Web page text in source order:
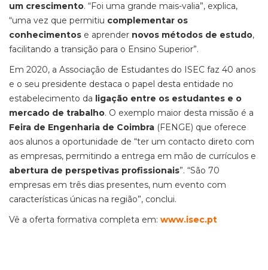
um crescimento. “Foi uma grande mais-valia”, explica,
“uma vez que permitiu complementar os
conhecimentos e aprender novos métodos de estudo,
facilitando a transição para o Ensino Superior”.
Em 2020, a Associação de Estudantes do ISEC faz 40 anos
e o seu presidente destaca o papel desta entidade no
estabelecimento da ligação entre os estudantes e o
mercado de trabalho. O exemplo maior desta missão é a
Feira de Engenharia de Coimbra (FENGE) que oferece
aos alunos a oportunidade de “ter um contacto direto com
as empresas, permitindo a entrega em mão de currículos e
abertura de perspetivas profissionais”. “São 70
empresas em três dias presentes, num evento com
características únicas na região”, conclui.
Vê a oferta formativa completa em: www.isec.pt